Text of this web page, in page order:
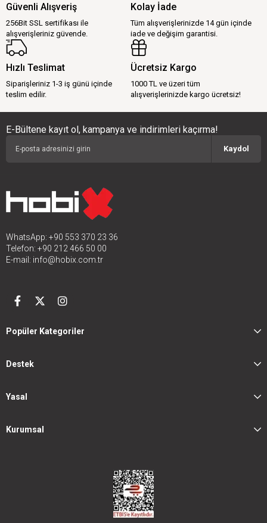
Güvenli Alışveriş
256Bit SSL sertifikası ile
alışverişleriniz güvende.
Kolay İade
Tüm alışverişlerinizde 14 gün içinde
iade ve değişim garantisi.
Hızlı Teslimat
Siparişleriniz 1-3 iş günü içinde
teslim edilir.
Ücretsiz Kargo
1000 TL ve üzeri tüm
alışverişlerinizde kargo ücretsiz!
E-Bültene kayıt ol, kampanya ve indirimleri kaçırma!
Kaydol
WhatsApp: +90 553 370 23 36
Telefon: +90 212 466 50 00
E-mail: info@hobix.com.tr
Popüler Kategoriler
Destek
Yasal
Kurumsal